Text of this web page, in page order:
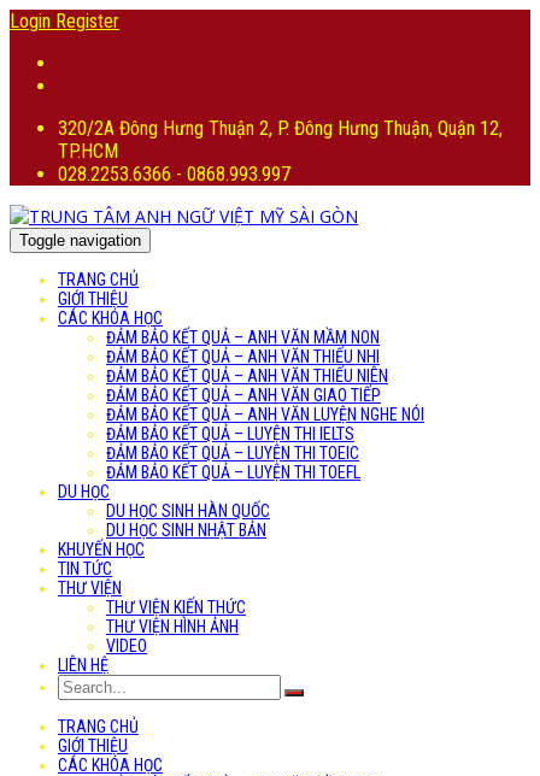
Login Register
320/2A Đông Hưng Thuận 2, P. Đông Hưng Thuận, Quận 12,
TP.HCM
028.2253.6366 - 0868.993.997
Toggle navigation
TRANG CHỦ
GIỚI THIỆU
CÁC KHÓA HỌC
ĐẢM BẢO KẾT QUẢ – ANH VĂN MẦM NON
ĐẢM BẢO KẾT QUẢ – ANH VĂN THIẾU NHI
ĐẢM BẢO KẾT QUẢ – ANH VĂN THIẾU NIÊN
ĐẢM BẢO KẾT QUẢ – ANH VĂN GIAO TIẾP
ĐẢM BẢO KẾT QUẢ – ANH VĂN LUYỆN NGHE NÓI
ĐẢM BẢO KẾT QUẢ – LUYỆN THI IELTS
ĐẢM BẢO KẾT QUẢ – LUYỆN THI TOEIC
ĐẢM BẢO KẾT QUẢ – LUYỆN THI TOEFL
DU HỌC
DU HỌC SINH HÀN QUỐC
DU HỌC SINH NHẬT BẢN
KHUYẾN HỌC
TIN TỨC
THƯ VIỆN
THƯ VIỆN KIẾN THỨC
THƯ VIỆN HÌNH ẢNH
VIDEO
LIÊN HỆ
TRANG CHỦ
GIỚI THIỆU
CÁC KHÓA HỌC